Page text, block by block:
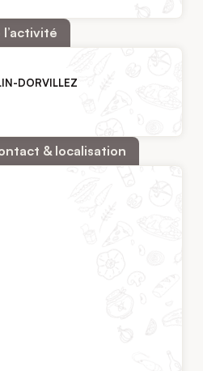
l’activité
DORVILLEZ
& localisation